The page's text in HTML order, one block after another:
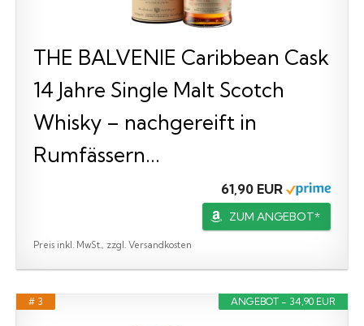
THE BALVENIE Caribbean Cask
14 Jahre Single Malt Scotch
Whisky – nachgereift in
Rumfässern...
61,90 EUR
ZUM ANGEBOT*
Preis inkl. MwSt., zzgl. Versandkosten
ANGEBOT - 34,90 EUR
# 3